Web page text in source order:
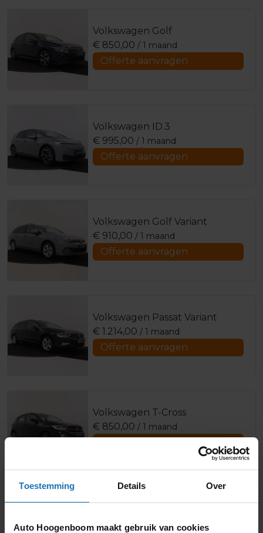
Toestemming Details Over
Auto Hoogenboom maakt gebruik van cookies
Volkswagen Golf
€ 850,00 / 1 maand
Offerte aanvragen
Volkswagen ID.3
€ 995,00 / 1 maand
Offerte aanvragen
Volkswagen Golf Variant
€ 910,00 / 1 maand
Offerte aanvragen
Volkswagen Passat Variant
€ 1.214,00 / 1 maand
Offerte aanvragen
Volkswagen T-Cross
€ 850,00 / 1 maand
850,00 / 1 maand